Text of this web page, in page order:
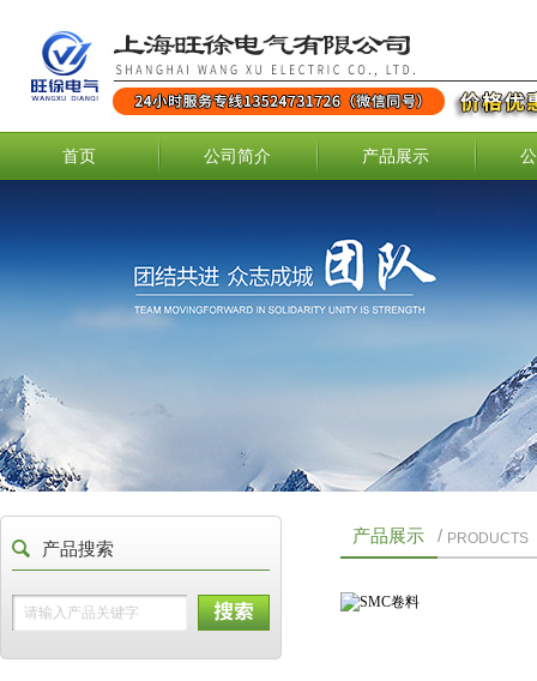
首页 公司简介 产品展示
产品搜索
产品展示 / PRODUCTS